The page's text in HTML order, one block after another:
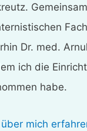
Dr. med.
ich die
habe.
mich